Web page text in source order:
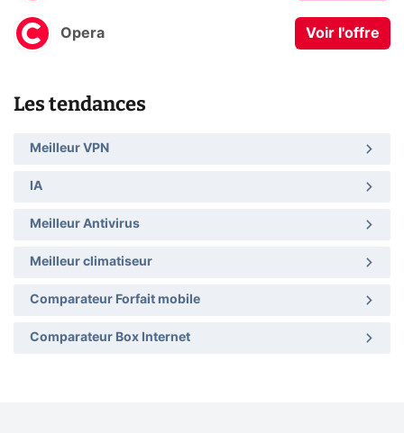
Opera Voir l'offre
Les tendances
Meilleur VPN
IA
Meilleur Antivirus
Meilleur climatiseur
Comparateur Forfait mobile
Comparateur Box Internet